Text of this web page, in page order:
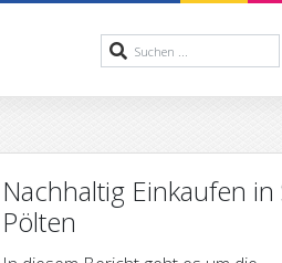
Nachhaltig Einkaufen in
Pölten